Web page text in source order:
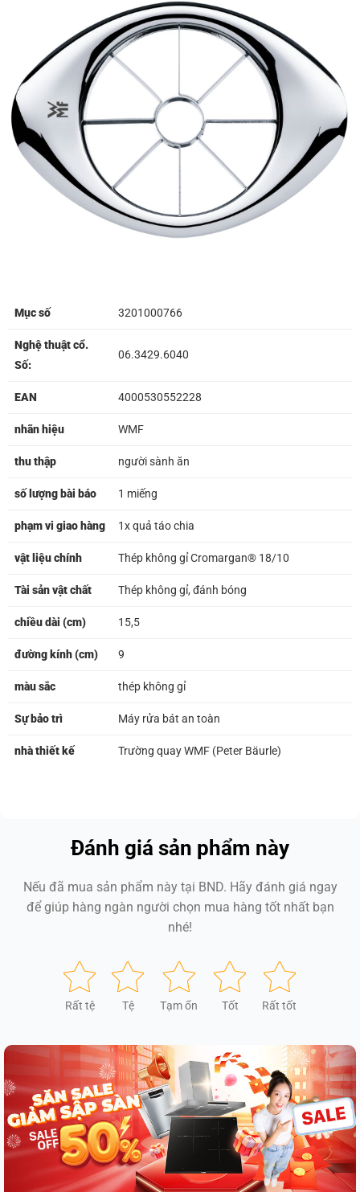
Mục số 3201000766
Nghệ thuật cổ.
Số:
06.3429.6040
EAN 4000530552228
nhãn hiệu WMF
thu thập người sành ăn
số lượng bài báo 1 miếng
phạm vi giao hàng 1x quả táo chia
vật liệu chính Thép không gỉ Cromargan® 18/10
Tài sản vật chất Thép không gỉ, đánh bóng
chiều dài (cm) 15,5
đường kính (cm) 9
màu sắc thép không gỉ
Sự bảo trì Máy rửa bát an toàn
nhà thiết kế Trường quay WMF (Peter Bäurle)
Đánh giá sản phẩm này
Nếu đã mua sản phẩm này tại BND. Hãy đánh giá ngay
để giúp hàng ngàn người chọn mua hàng tốt nhất bạn
nhé!
Rất tệ Tệ Tạm ổn Tốt Rất tốt